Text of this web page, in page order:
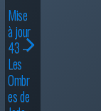
Mise
à jour
43 –
Les
Ombr
es de